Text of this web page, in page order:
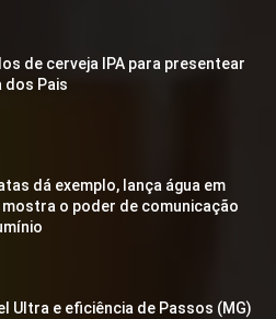
de cerveja IPA para presentear
dos Pais
dá exemplo, lança água em
mostra o poder de comunicação
Ultra e eficiência de Passos (MG)